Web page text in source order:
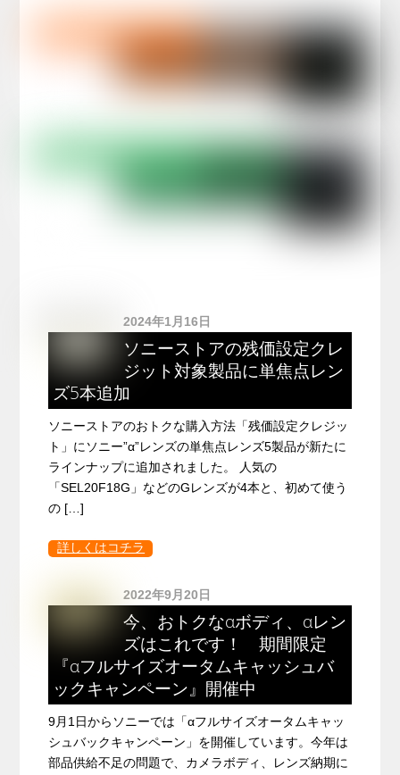
2024年1月16日
ソニーストアの残価設定クレ
ジット対象製品に単焦点レン
ズ5本追加
ソニーストアのおトクな購入方法「残価設定クレジッ
ト」にソニー”α”レンズの単焦点レンズ5製品が新たに
ラインナップに追加されました。 人気の
「SEL20F18G」などのGレンズが4本と、初めて使う
の […]
詳しくはコチラ
2022年9月20日
今、おトクなαボディ、αレン
ズはこれです！ 期間限定
『αフルサイズオータムキャッシュバ
ックキャンペーン』開催中
9月1日からソニーでは「αフルサイズオータムキャッ
シュバックキャンペーン」を開催しています。今年は
部品供給不足の問題で、カメラボディ、レンズ納期に